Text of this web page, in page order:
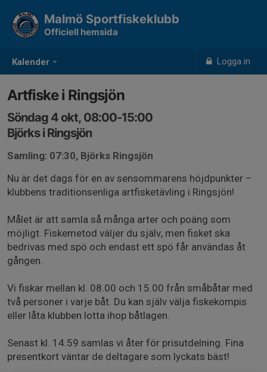
Kalender Logga in
Malmö Sportfiskeklubb
Officiell hemsida
Artfiske i Ringsjön
Söndag 4 okt, 08:00-15:00
Björks i Ringsjön
Samling: 07:30, Björks Ringsjön
Nu är det dags för en av sensommarens höjdpunkter –
klubbens traditionsenliga artfisketävling i Ringsjön!
Målet är att samla så många arter och poäng som
möjligt. Fiskemetod väljer du själv, men fisket ska
bedrivas med spö och endast ett spö får användas åt
gången.
Vi fiskar mellan kl. 08.00 och 15.00 från småbåtar med
två personer i varje båt. Du kan själv välja fiskekompis
eller låta klubben lotta ihop båtlagen.
Senast kl. 14.59 samlas vi åter för prisutdelning. Fina
presentkort väntar de deltagare som lyckats bäst!